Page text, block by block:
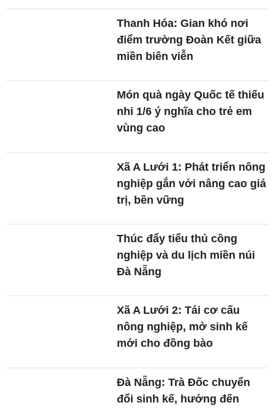
Thanh Hóa: Gian khó nơi
điểm trường Đoàn Kết giữa
miền biên viễn
Món quà ngày Quốc tế thiếu
nhi 1/6 ý nghĩa cho trẻ em
vùng cao
Xã A Lưới 1: Phát triển nông
nghiệp gắn với nâng cao giá
trị, bền vững
Thúc đẩy tiểu thủ công
nghiệp và du lịch miền núi
Đà Nẵng
Xã A Lưới 2: Tái cơ cấu
nông nghiệp, mở sinh kế
mới cho đồng bào
Đà Nẵng: Trà Đốc chuyển
đổi sinh kế, hướng đến